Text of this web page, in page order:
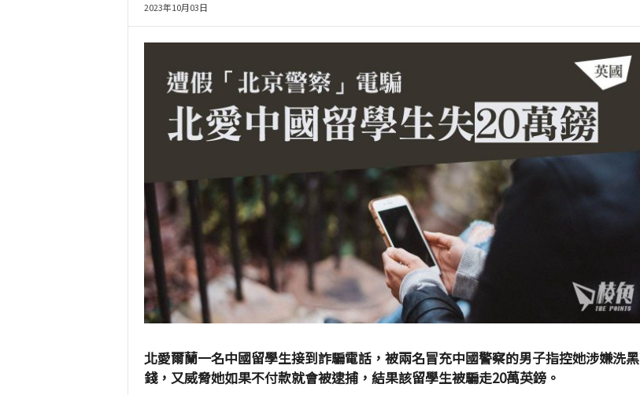
2023年10月03日
北愛爾蘭一名中國留學生接到詐騙電話，被兩名冒充中國警察的男子指控她涉嫌洗黑
錢，又威脅她如果不付款就會被逮捕，結果該留學生被騙走20萬英鎊。